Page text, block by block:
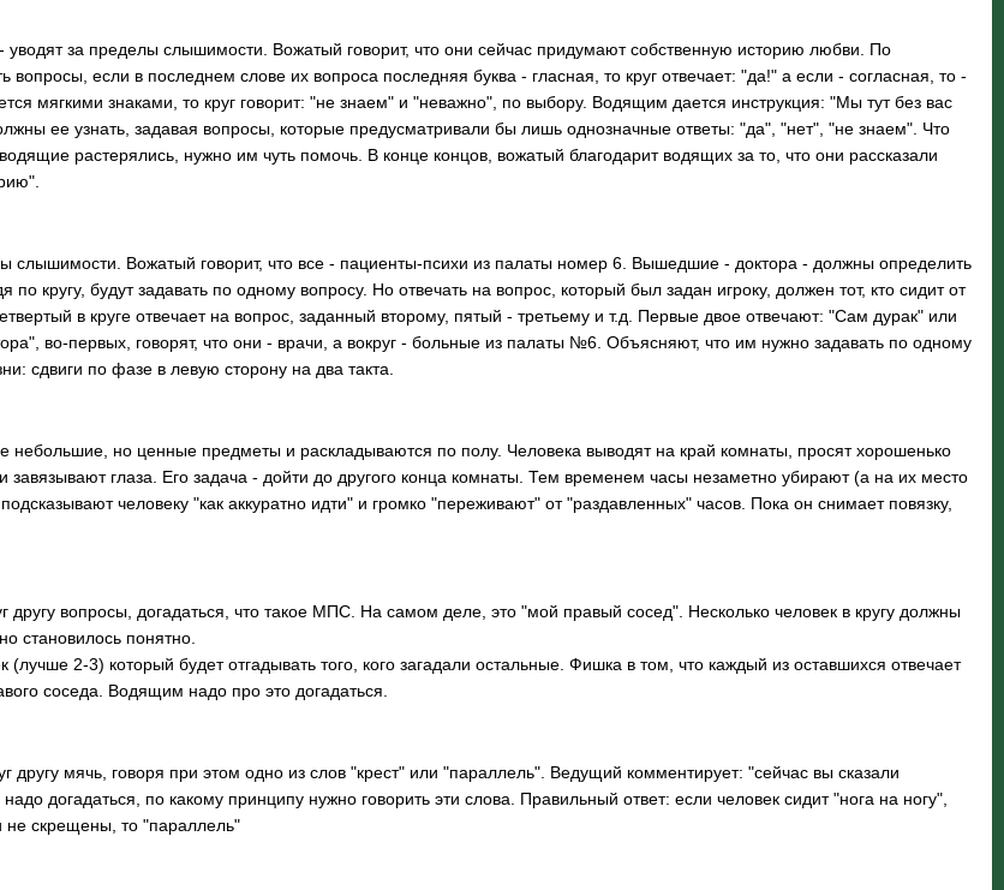
за пределы слышимости. Вожатый говорит, что они сейчас придумают собственную историю любви. По
вопросы, если в последнем слове их вопроса последняя буква - гласная, то круг отвечает: "да!" а если - согласная, то -
мягкими знаками, то круг говорит: "не знаем" и "неважно", по выбору. Водящим дается инструкция: "Мы тут без вас
ее узнать, задавая вопросы, которые предусматривали бы лишь однозначные ответы: "да", "нет", "не знаем". Что
растерялись, нужно им чуть помочь. В конце концов, вожатый благодарит водящих за то, что они рассказали
Вожатый говорит, что все - пациенты-психи из палаты номер 6. Вышедшие - доктора - должны определить
кругу, будут задавать по одному вопросу. Но отвечать на вопрос, который был задан игроку, должен тот, кто сидит от
в круге отвечает на вопрос, заданный второму, пятый - третьему и т.д. Первые двое отвечают: "Сам дурак" или
во-первых, говорят, что они - врачи, а вокруг - больные из палаты №6. Объясняют, что им нужно задавать по одному
сдвиги по фазе в левую сторону на два такта.
но ценные предметы и раскладываются по полу. Человека выводят на край комнаты, просят хорошенько
глаза. Его задача - дойти до другого конца комнаты. Тем временем часы незаметно убирают (а на их место
человеку "как аккуратно идти" и громко "переживают" от "раздавленных" часов. Пока он снимает повязку,
другу вопросы, догадаться, что такое МПС. На самом деле, это "мой правый сосед". Несколько человек в кругу должны
становилось понятно.
(лучше 2-3) который будет отгадывать того, кого загадали остальные. Фишка в том, что каждый из оставшихся отвечает
соседа. Водящим надо про это догадаться.
другу мячь, говоря при этом одно из слов "крест" или "параллель". Ведущий комментирует: "сейчас вы сказали
догадаться, по какому принципу нужно говорить эти слова. Правильный ответ: если человек сидит "нога на ногу",
не скрещены, то "параллель"